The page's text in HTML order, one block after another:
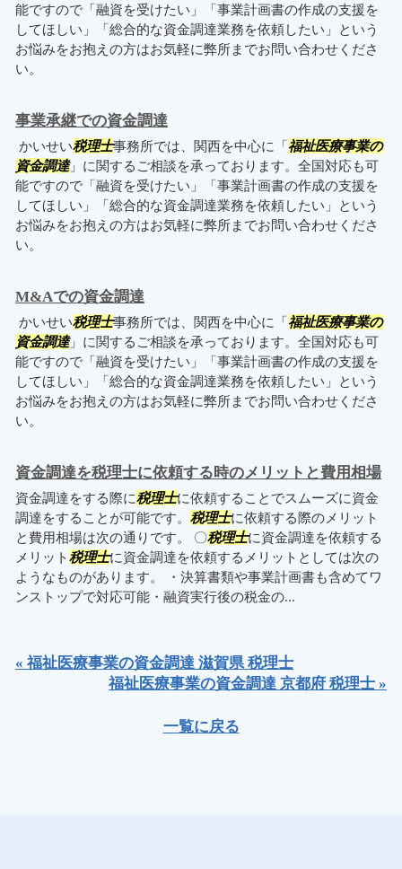
能ですので「融資を受けたい」「事業計画書の作成の支援を
してほしい」「総合的な資金調達業務を依頼したい」という
お悩みをお抱えの方はお気軽に弊所までお問い合わせくださ
い。
事業承継での資金調達
かいせい税理士事務所では、関西を中心に「福祉医療事業の
資金調達」に関するご相談を承っております。全国対応も可
能ですので「融資を受けたい」「事業計画書の作成の支援を
してほしい」「総合的な資金調達業務を依頼したい」という
お悩みをお抱えの方はお気軽に弊所までお問い合わせくださ
い。
M&Aでの資金調達
かいせい税理士事務所では、関西を中心に「福祉医療事業の
資金調達」に関するご相談を承っております。全国対応も可
能ですので「融資を受けたい」「事業計画書の作成の支援を
してほしい」「総合的な資金調達業務を依頼したい」という
お悩みをお抱えの方はお気軽に弊所までお問い合わせくださ
い。
資金調達を税理士に依頼する時のメリットと費用相場
資金調達をする際に税理士に依頼することでスムーズに資金
調達をすることが可能です。 税理士に依頼する際のメリット
と費用相場は次の通りです。 〇税理士に資金調達を依頼する
メリット税理士に資金調達を依頼するメリットとしては次の
ようなものがあります。 ・決算書類や事業計画書も含めてワ
ンストップで対応可能・融資実行後の税金の...
« 福祉医療事業の資金調達 滋賀県 税理士
福祉医療事業の資金調達 京都府 税理士 »
一覧に戻る